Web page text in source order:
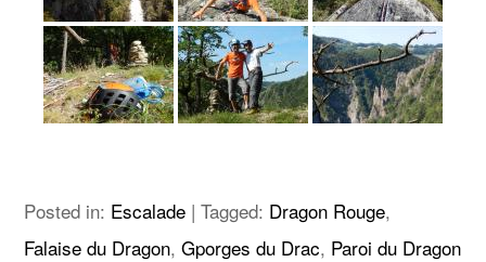
Posted in: Escalade |Tagged: Dragon Rouge,
Falaise du Dragon,Gporges du Drac, Paroi du Dragon